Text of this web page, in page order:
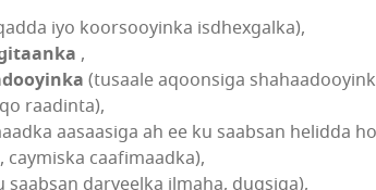
iyo koorsooyinka isdhexgalka),
,
(tusaale aqoonsiga
raadinta),
aasaasiga ah ee ku saabsan helidda
caafimaadka),